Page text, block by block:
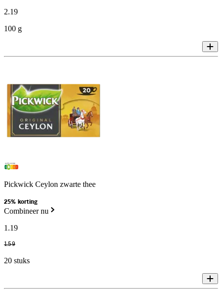
2.19
100 g
Pickwick Ceylon zwarte thee
25% korting
Combineer nu
1.19
1.59
20 stuks